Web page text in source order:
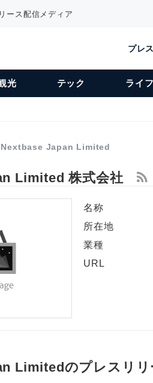
ース配信メディア
プレ
光 テック ライ
Nextbase Japan Limited
Limited 株式会社
名称
所在地
業種
URL
Limitedのプレスリリ